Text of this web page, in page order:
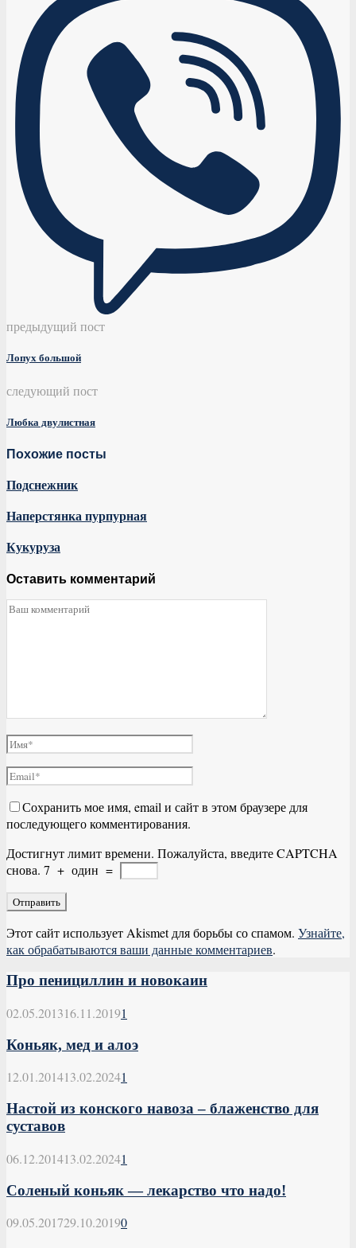
предыдущий пост
Лопух большой
следующий пост
Любка двулистная
Похожие посты
Подснежник
Наперстянка пурпурная
Кукуруза
Оставить комментарий
Сохранить мое имя, email и сайт в этом браузере для
последующего комментирования.
Достигнут лимит времени. Пожалуйста, введите CAPTCHA
снова. 7 + один =
Этот сайт использует Akismet для борьбы со спамом. Узнайте,
как обрабатываются ваши данные комментариев.
Про пенициллин и новокаин
02.05.201316.11.20191
Коньяк, мед и алоэ
12.01.201413.02.20241
Настой из конского навоза – блаженство для
суставов
06.12.201413.02.20241
Соленый коньяк — лекарство что надо!
09.05.201729.10.20190